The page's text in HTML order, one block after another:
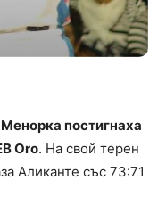
постигнаха
Oro. На свой терен
Аликанте със 73:71